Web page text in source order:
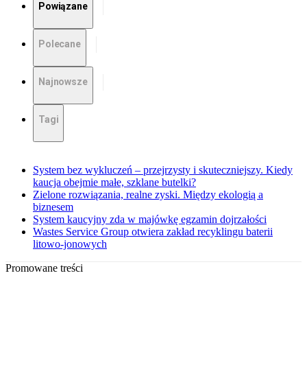
Powiązane
Polecane
Najnowsze
Tagi
System bez wykluczeń – przejrzysty i skuteczniejszy. Kiedy
kaucja obejmie małe, szklane butelki?
Zielone rozwiązania, realne zyski. Między ekologią a
biznesem
System kaucyjny zda w majówkę egzamin dojrzałości
Wastes Service Group otwiera zakład recyklingu baterii
litowo-jonowych
Promowane treści